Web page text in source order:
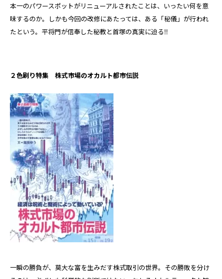
本一のパワースポットがリニューアルされたことは、いったい何を意
味するのか。しかも今回の改修にあたっては、ある「秘儀」が行われ
たという。平将門が信奉した秘教と首塚の真実に迫る‼
２色刷り特集 株式市場のオカルト都市伝説
一瞬の勝負が、莫大な富を生みだす株式取引の世界。その勝敗を分け